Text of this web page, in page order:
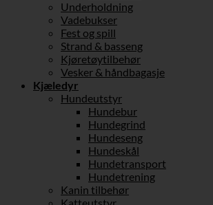
Underholdning
Vadebukser
Fest og spill
Strand & basseng
Kjøretøytilbehør
Vesker & håndbagasje
Kjæledyr
Hundeutstyr
Hundebur
Hundegrind
Hundeseng
Hundeskål
Hundetransport
Hundetrening
Kanin tilbehør